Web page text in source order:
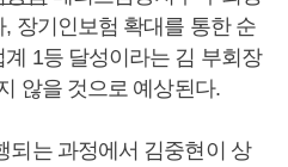
장기인보험 확대를 통한 순
1등 달성이라는 김 부회장
않을 것으로 예상된다.
되는 과정에서 김중현이 상